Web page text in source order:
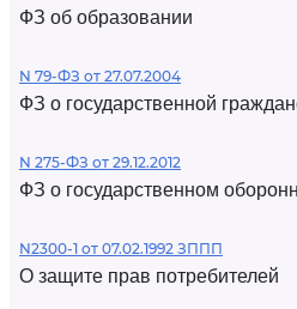
ФЗ об образовании
N 79-ФЗ от 27.07.2004
ФЗ о государственной
N 275-ФЗ от 29.12.2012
ФЗ о государственном
N2300-1 от 07.02.1992 ЗППП
О защите прав потребителей